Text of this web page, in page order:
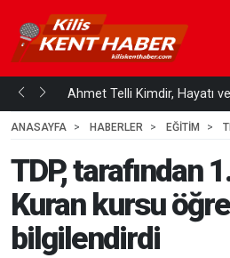
Ahmet Telli Kimdir, Hayatı
ANASAYFA HABERLER EĞİTİM
TDP, tarafından
Kuran kursu
bilgilendirdi